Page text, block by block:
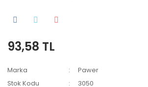
93,58 TL
Marka
Pawer
Stok Kodu
3050